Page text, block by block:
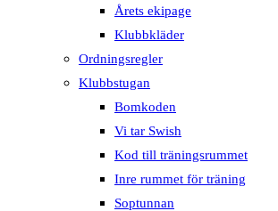
Årets ekipage
Klubbkläder
Ordningsregler
Klubbstugan
Bomkoden
Vi tar Swish
Kod till träningsrummet
Inre rummet för träning
Soptunnan